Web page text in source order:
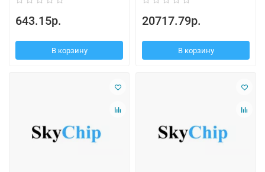
643.15р.
В корзину
20717.79р.
В корзину